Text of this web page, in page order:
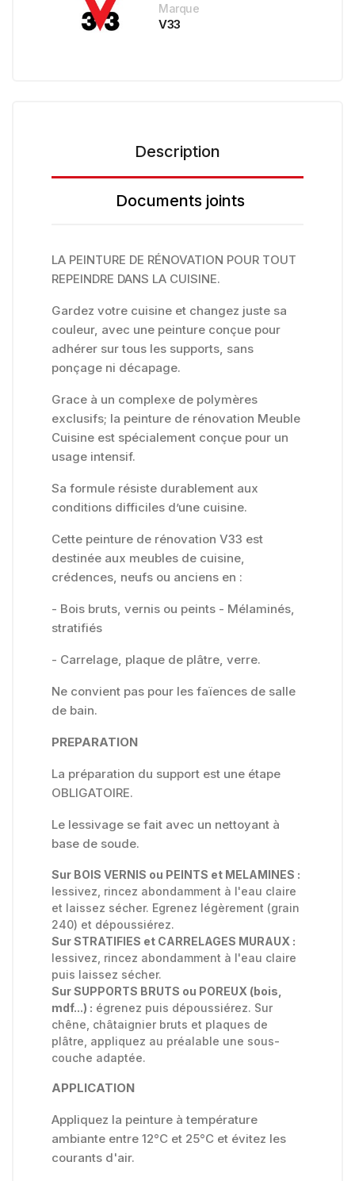
Marque
V33
Description
Documents joints
LA PEINTURE DE RÉNOVATION POUR TOUT
REPEINDRE DANS LA CUISINE.
Gardez votre cuisine et changez juste sa
couleur, avec une peinture conçue pour
adhérer sur tous les supports, sans
ponçage ni décapage.
Grace à un complexe de polymères
exclusifs; la peinture de rénovation Meuble
Cuisine est spécialement conçue pour un
usage intensif.
Sa formule résiste durablement aux
conditions difficiles d’une cuisine.
Cette peinture de rénovation V33 est
destinée aux meubles de cuisine,
crédences, neufs ou anciens en :
- Bois bruts, vernis ou peints - Mélaminés,
stratifiés
- Carrelage, plaque de plâtre, verre.
Ne convient pas pour les faïences de salle
de bain.
PREPARATION
La préparation du support est une étape
OBLIGATOIRE.
Le lessivage se fait avec un nettoyant à
base de soude.
Sur BOIS VERNIS ou PEINTS et MELAMINES :
lessivez, rincez abondamment à l'eau claire
et laissez sécher. Egrenez légèrement (grain
240) et dépoussiérez.
Sur STRATIFIES et CARRELAGES MURAUX :
lessivez, rincez abondamment à l'eau claire
puis laissez sécher.
Sur SUPPORTS BRUTS ou POREUX (bois,
mdf...) : égrenez puis dépoussiérez. Sur
chêne, châtaignier bruts et plaques de
plâtre, appliquez au préalable une sous-
couche adaptée.
APPLICATION
Appliquez la peinture à température
ambiante entre 12°C et 25°C et évitez les
courants d'air.